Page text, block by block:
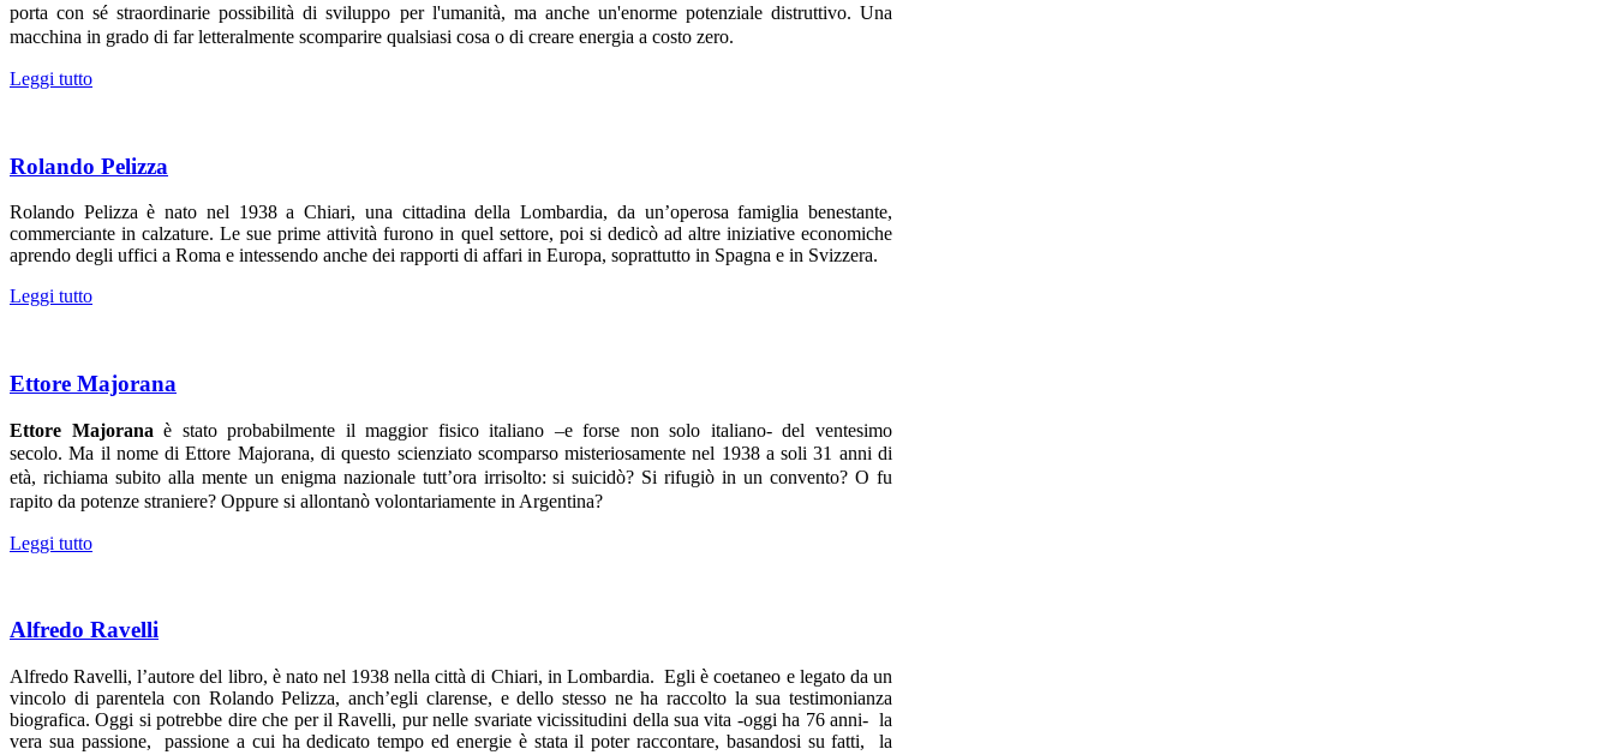
porta con sé straordinarie possibilità di sviluppo per l'umanità, ma anche un'enorme potenziale distruttivo. Una
macchina in grado di far letteralmente scomparire qualsiasi cosa o di creare energia a costo zero.
Leggi tutto
Rolando Pelizza
Rolando Pelizza è nato nel 1938 a Chiari, una cittadina della Lombardia, da un’operosa famiglia benestante,
commerciante in calzature. Le sue prime attività furono in quel settore, poi si dedicò ad altre iniziative economiche
aprendo degli uffici a Roma e intessendo anche dei rapporti di affari in Europa, soprattutto in Spagna e in Svizzera.
Leggi tutto
Ettore Majorana
Ettore Majorana è stato probabilmente il maggior fisico italiano –e forse non solo italiano- del ventesimo
secolo.Ma il nome di Ettore Majorana, di questo scienziato scomparso misteriosamente nel 1938 a soli 31 anni di
età, richiama subito alla mente un enigma nazionale tutt’ora irrisolto: si suicidò? Si rifugiò in un convento? O fu
rapito da potenze straniere? Oppure si allontanò volontariamente in Argentina?
Leggi tutto
Alfredo Ravelli
Alfredo Ravelli, l’autore del libro, è nato nel 1938 nella città di Chiari, in Lombardia. Egli è coetaneo e legato da un
vincolo di parentela con Rolando Pelizza, anch’egli clarense, e dello stesso ne ha raccolto la sua testimonianza
biografica. Oggi si potrebbe dire che per il Ravelli, pur nelle svariate vicissitudini della sua vita -oggi ha 76 anni- la
vera sua passione, passione a cui ha dedicato tempo ed energie è stata il poter raccontare, basandosi su fatti, la